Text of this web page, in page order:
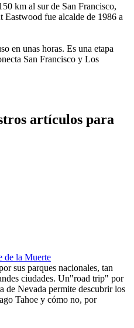
km al sur de San Francisco,
fue alcalde de 1986 a
en unas horas. Es una etapa
San Francisco y Los
artículos para
de la Muerte
sus parques nacionales, tan
ciudades. Un"road trip" por
de Nevada permite descubrir los
Tahoe y cómo no, por